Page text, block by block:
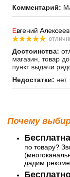
Комментарий:
Евгений Алексеев
Достоинства:
магазин, товар
пункт выдачи
Недостатки: нет
Почему
по товару?
дадим